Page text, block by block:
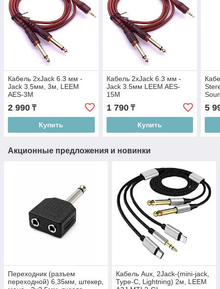
Кабель 2xJack 6.3 мм -
Jack 3.5мм, 3м, LEEM
AES-3M
2 990 ₸
Купить
Кабель 2xJack 6.3 мм -
Jack 3.5мм LEEM AES-
15M
1 790₸
Купить
5
Акционные предложения и новинки
Переходник (разъем
переходной) 6,35мм, штекер,
Кабель Aux, 2Jack-(mini-jack,
Type-C, Lightning) 2м, LEEM